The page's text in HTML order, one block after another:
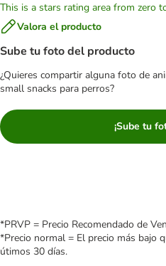
This is a stars rating area from zero
Valora el producto
Sube tu foto del producto
¿Quieres compartir alguna foto de
small snacks para perros?
¡Sube tu
*PRVP = Precio Recomendado de
*Precio normal = El precio más bajo
útimos 30 días.